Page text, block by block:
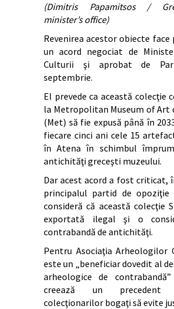
(Dimitris Papamitsos /
minister’s office)
Revenirea acestor obiecte
un acord negociat de
Culturii şi aprobat de
septembrie.
El prevede ca această colecţie
la Metropolitan Museum of Art
(Met) să fie expusă până în
fiecare cinci ani cele 15
în Atena în schimbul
antichităţi greceşti muzeului.
Dar acest acord a fost criticat,
principalul partid de opoziţie
consideră că această colecţie
exportată ilegal şi o
contrabandă de antichităţi.
Pentru Asociaţia Arheologilor
este un „beneficiar dovedit al
arheologice de
creează un precedent
colecţionarilor bogaţi să evite